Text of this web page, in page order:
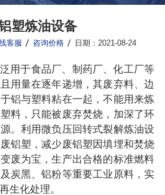
塑炼油设备
客服 咨询价格 日期：2021-08-24
用于食品厂、制药厂、化工厂等
用量在逐年递增，其废弃料、边
铝与塑料粘在一起，不能用来炼
料，只能被废弃焚烧，加深了环
。利用微负压回转式裂解炼油设
铝塑，减少废铝塑因填埋和焚烧
废为宝，生产出合格的标准燃料
炭黑、铝粉等重要工业原料，实
生化处理。